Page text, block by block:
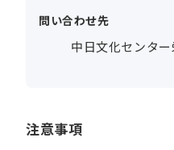
問い合わせ先
中日文化センタ
注意事項